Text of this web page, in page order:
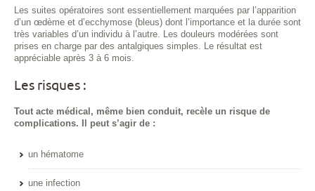
Les suites opératoires sont essentiellement marquées par l’apparition
d’un œdème et d’ecchymose (bleus) dont l’importance et la durée sont
très variables d’un individu à l’autre. Les douleurs modérées sont
prises en charge par des antalgiques simples. Le résultat est
appréciable après 3 à 6 mois.
Les risques :
Tout acte médical, même bien conduit, recèle un risque de
complications. Il peut s’agir de :
un hématome
une infection